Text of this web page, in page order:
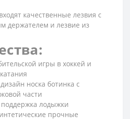
качественные лезвия с
держателем и лезвие из
игры в хоккей и
носка ботинка с
части
лодыжки
прочные